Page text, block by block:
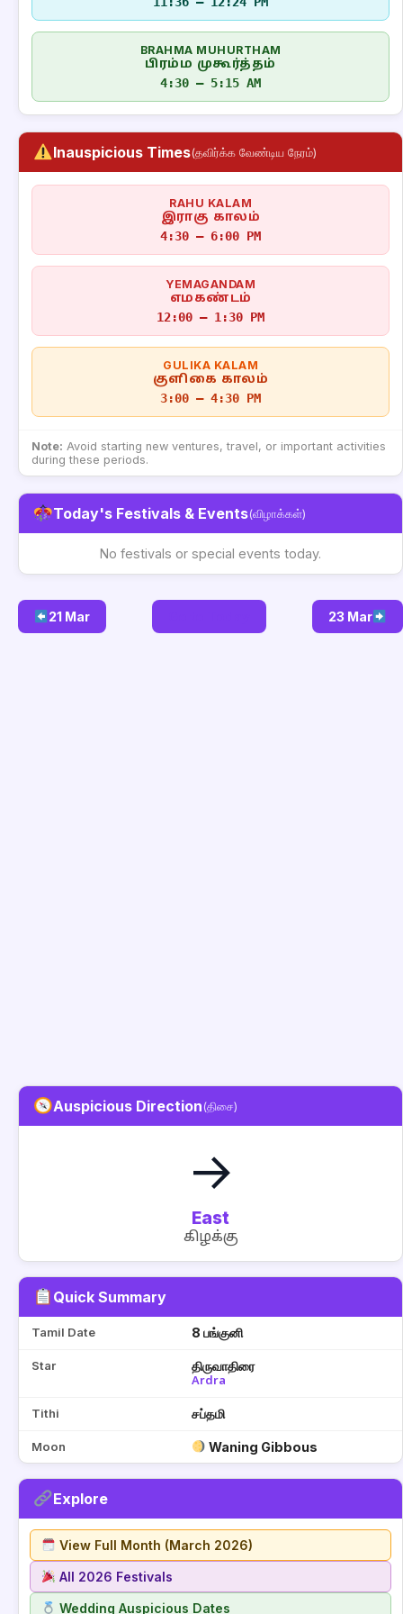
BRAHMA MUHURTHAM
பிரம்ம முகூர்த்தம்
4:30 – 5:15 AM
Inauspicious Times(தவிர்க்க வேண்டிய நேரம்)
RAHU KALAM
இராகு காலம்
4:30 – 6:00 PM
YEMAGANDAM
எமகண்டம்
12:00 – 1:30 PM
GULIKA KALAM
குளிகை காலம்
3:00 – 4:30 PM
Note: Avoid starting new ventures, travel, or important activities
during these periods.
Today's Festivals & Events(விழாக்கள்)
No festivals or special events today.
21 Mar 23 Mar
Auspicious Direction(திசை)
→
East
கிழக்கு
Quick Summary
Tamil Date 8 பங்குனி
Star திருவாதிரை
Ardra
Tithi சப்தமி
Moon Waning Gibbous
Explore
View Full Month (March 2026)
All 2026 Festivals
Wedding Auspicious Dates